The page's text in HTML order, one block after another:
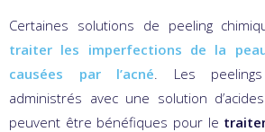
Certaines solutions de peeling
traiter les imperfections de la
causées par l’acné. Les
administrés avec une solution
peuvent être bénéfiques pour le